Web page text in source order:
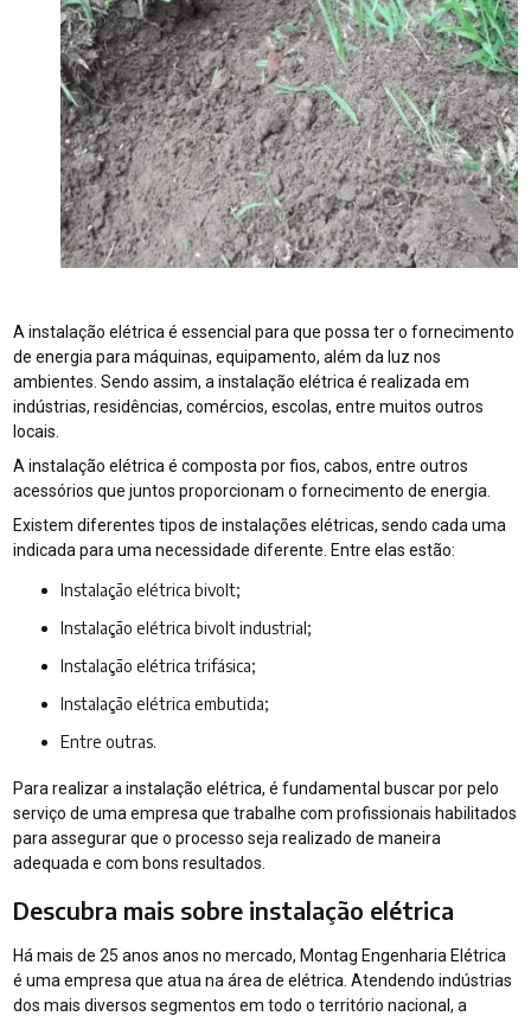
A instalação elétrica é essencial para que possa ter o fornecimento
de energia para máquinas, equipamento, além da luz nos
ambientes. Sendo assim, a instalação elétrica é realizada em
indústrias, residências, comércios, escolas, entre muitos outros
locais.
A instalação elétrica é composta por fios, cabos, entre outros
acessórios que juntos proporcionam o fornecimento de energia.
Existem diferentes tipos de instalações elétricas, sendo cada uma
indicada para uma necessidade diferente. Entre elas estão:
Instalação elétrica bivolt;
Instalação elétrica bivolt industrial;
Instalação elétrica trifásica;
Instalação elétrica embutida;
Entre outras.
Para realizar a instalação elétrica, é fundamental buscar por pelo
serviço de uma empresa que trabalhe com profissionais habilitados
para assegurar que o processo seja realizado de maneira
adequada e com bons resultados.
Descubra mais sobre instalação elétrica
Há mais de 25 anos anos no mercado, Montag Engenharia Elétrica
é uma empresa que atua na área de elétrica. Atendendo indústrias
dos mais diversos segmentos em todo o território nacional, a